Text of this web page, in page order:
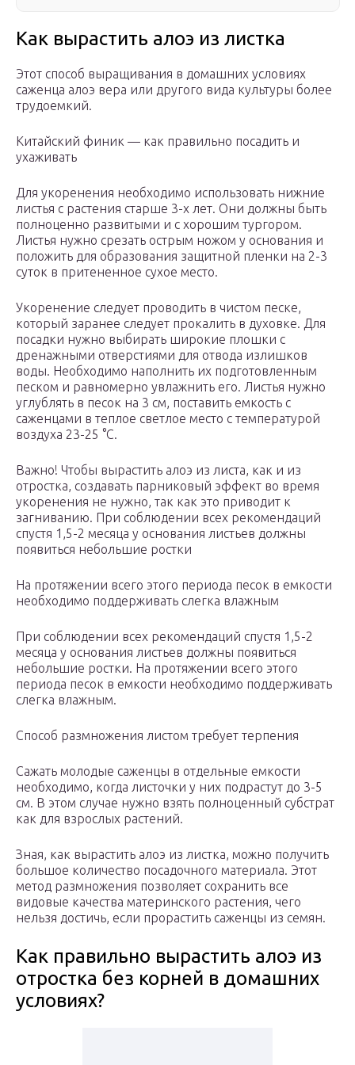
Как вырастить алоэ из листка
Этот способ выращивания в домашних условиях
саженца алоэ вера или другого вида культуры более
трудоемкий.
Китайский финик — как правильно посадить и
ухаживать
Для укоренения необходимо использовать нижние
листья с растения старше 3-х лет. Они должны быть
полноценно развитыми и с хорошим тургором.
Листья нужно срезать острым ножом у основания и
положить для образования защитной пленки на 2-3
суток в притененное сухое место.
Укоренение следует проводить в чистом песке,
который заранее следует прокалить в духовке. Для
посадки нужно выбирать широкие плошки с
дренажными отверстиями для отвода излишков
воды. Необходимо наполнить их подготовленным
песком и равномерно увлажнить его. Листья нужно
углублять в песок на 3 см, поставить емкость с
саженцами в теплое светлое место с температурой
воздуха 23-25 °С.
Важно! Чтобы вырастить алоэ из листа, как и из
отростка, создавать парниковый эффект во время
укоренения не нужно, так как это приводит к
загниванию. При соблюдении всех рекомендаций
спустя 1,5-2 месяца у основания листьев должны
появиться небольшие ростки
На протяжении всего этого периода песок в емкости
необходимо поддерживать слегка влажным
При соблюдении всех рекомендаций спустя 1,5-2
месяца у основания листьев должны появиться
небольшие ростки. На протяжении всего этого
периода песок в емкости необходимо поддерживать
слегка влажным.
Способ размножения листом требует терпения
Сажать молодые саженцы в отдельные емкости
необходимо, когда листочки у них подрастут до 3-5
см. В этом случае нужно взять полноценный субстрат
как для взрослых растений.
Зная, как вырастить алоэ из листка, можно получить
большое количество посадочного материала. Этот
метод размножения позволяет сохранить все
видовые качества материнского растения, чего
нельзя достичь, если прорастить саженцы из семян.
Как правильно вырастить алоэ из
отростка без корней в домашних
условиях?